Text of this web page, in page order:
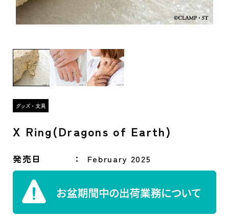
X Ring(Dragons of Earth)
発売日 February 2025